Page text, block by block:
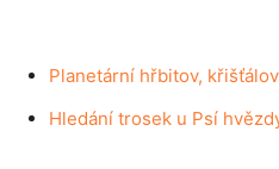
Planetární hřbitov,
Hledání trosek u Psí